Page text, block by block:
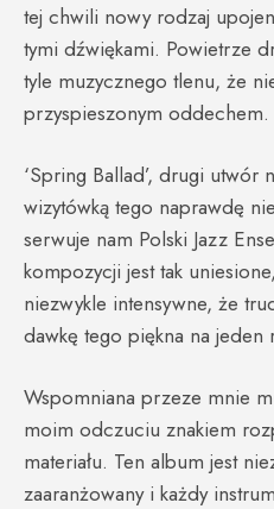
tej chwili nowy rodzaj
tymi dźwiękami. Powietrze
tyle muzycznego tlenu, że
przyspieszonym oddechem.
‘Spring Ballad’, drugi utwór
wizytówką tego naprawdę
serwuje nam Polski Jazz
kompozycji jest tak
niezwykle intensywne, że
dawkę tego piękna na jeden
Wspomniana przeze mnie
moim odczuciu znakiem
materiału. Ten album jest
zaaranżowany i każdy